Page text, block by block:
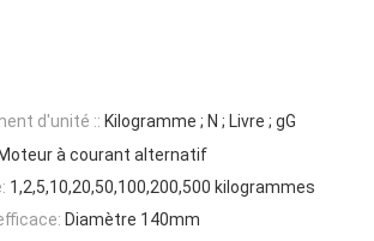
d'unité :: Kilogramme ; N ; Livre ; gG
à courant alternatif
1,2,5,10,20,50,100,200,500 kilogrammes
Diamètre 140mm